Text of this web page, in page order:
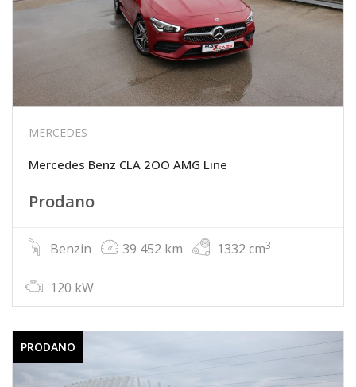
MERCEDES
Mercedes Benz CLA 2OO AMG Line
Prodano
Benzin 39 452 km 1332 cm3
120 kW
PRODANO